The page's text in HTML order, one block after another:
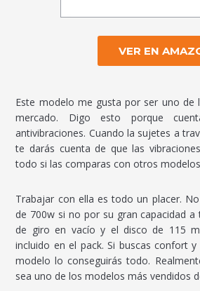
VER EN
Este modelo me gusta por ser uno de
mercado. Digo esto porque
antivibraciones. Cuando la sujetes a
te darás cuenta de que las
todo si las comparas con otros
Trabajar con ella es todo un placer.
de 700w si no por su gran capacidad a
de giro en vacío y el disco de 115
incluido en el pack. Si buscas confort
modelo lo conseguirás todo.
sea uno de los modelos más vendidos